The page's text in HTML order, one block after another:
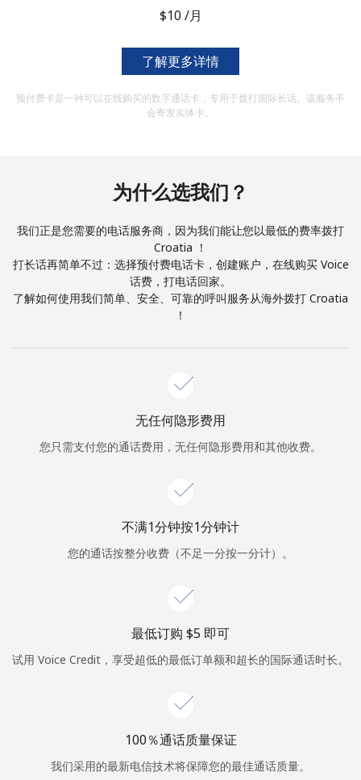
你好！
登录或现在加入 →
登录
或
者
⁦$10⁩ /月
了解更多详情
预付费卡是一种可以在线购买的数字通话卡，专用于拨打国际长话。该服务不
会寄发实体卡。
为什么选我们？
我们正是您需要的电话服务商，因为我们能让您以最低的费率拨打
Croatia ！
打长话再简单不过：选择预付费电话卡，创建账户，在线购买 Voice
话费，打电话回家。
了解如何使用我们简单、安全、可靠的呼叫服务从海外拨打 Croatia
！
无任何隐形费用
您只需支付您的通话费用，无任何隐形费用和其他收费。
不满1分钟按1分钟计
您的通话按整分收费（不足一分按一分计）。
最低订购 ⁦$5⁩ 即可
试用 Voice Credit，享受超低的最低订单额和超长的国际通话时长。
100％通话质量保证
我们采用的最新电信技术将保障您的最佳通话质量。